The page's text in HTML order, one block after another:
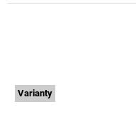
Varianty